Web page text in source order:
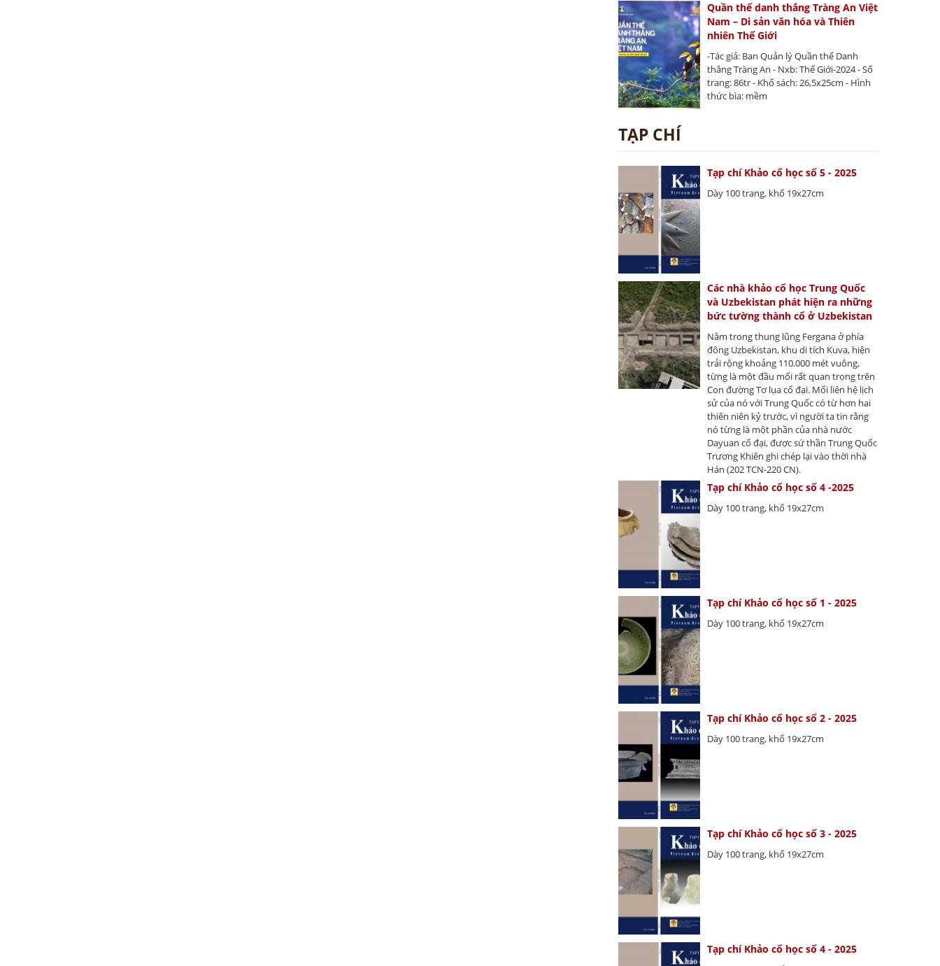
Quần thể danh thắng Tràng An Việt
Nam – Di sản văn hóa và Thiên
nhiên Thế Giới
-Tác giả: Ban Quản lý Quần thể Danh
thắng Tràng An - Nxb: Thế Giới-2024 - Số
trang: 86tr - Khổ sách: 26,5x25cm - Hình
thức bìa: mềm
TẠP CHÍ
Tạp chí Khảo cổ học số 5 - 2025
Dày 100 trang, khổ 19x27cm
Các nhà khảo cổ học Trung Quốc
và Uzbekistan phát hiện ra những
bức tường thành cổ ở Uzbekistan
Nằm trong thung lũng Fergana ở phía
đông Uzbekistan, khu di tích Kuva, hiện
trải rộng khoảng 110.000 mét vuông,
từng là một đầu mối rất quan trọng trên
Con đường Tơ lụa cổ đại. Mối liên hệ lịch
sử của nó với Trung Quốc có từ hơn hai
thiên niên kỷ trước, vì người ta tin rằng
nó từng là một phần của nhà nước
Dayuan cổ đại, được sứ thần Trung Quốc
Trương Khiên ghi chép lại vào thời nhà
Hán (202 TCN-220 CN).
Tạp chí Khảo cổ học số 4 -2025
Dày 100 trang, khổ 19x27cm
Tạp chí Khảo cổ học số 1 - 2025
Dày 100 trang, khổ 19x27cm
Tạp chí Khảo cổ học số 2 - 2025
Dày 100 trang, khổ 19x27cm
Tạp chí Khảo cổ học số 3 - 2025
Dày 100 trang, khổ 19x27cm
Tạp chí Khảo cổ học số 4 - 2025